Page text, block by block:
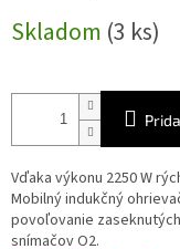
cena:
Skladom (3 ks)
Vďaka výkonu 2250 W
Mobilný indukčný
povoľovanie
snímačov O2.